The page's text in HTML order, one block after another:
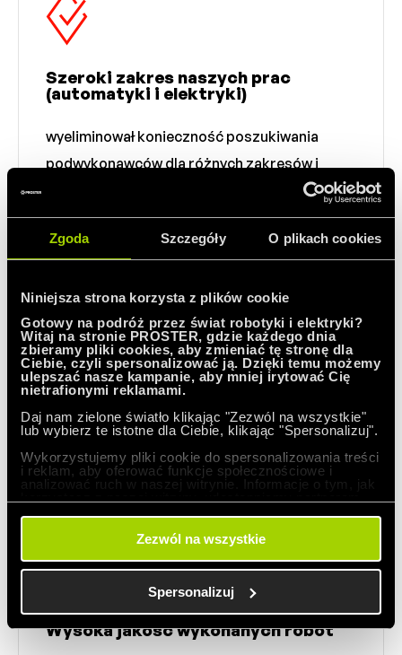
Zgoda Szczegóły O plikach cookies
Niniejsza strona korzysta z plików cookie
Gotowy na podróż przez świat robotyki i elektryki?
Witaj na stronie PROSTER, gdzie każdego dnia
zbieramy pliki cookies, aby zmieniać tę stronę dla
Ciebie, czyli spersonalizować ją. Dzięki temu możemy
ulepszać nasze kampanie, aby mniej irytować Cię
nietrafionymi reklamami.
Daj nam zielone światło klikając "Zezwól na wszystkie"
lub wybierz te istotne dla Ciebie, klikając "Spersonalizuj".
Wykorzystujemy pliki cookie do spersonalizowania treści
i reklam, aby oferować funkcje społecznościowe i
analizować ruch w naszej witrynie. Informacje o tym, jak
otrzymanymi od Ciebie lub uzyskanymi podczas
Zezwól na wszystkie
Spersonalizuj
Szeroki zakres naszych prac
(automatyki i elektryki)
wyeliminował konieczność poszukiwania
podwykonawców dla różnych zakresów i
Podwójna oraz ciągła kontrola
wykonywanych prac
pozwoliła wykonać prace w uzgodnionym
terminie
Wysoka jakość wykonanych robót